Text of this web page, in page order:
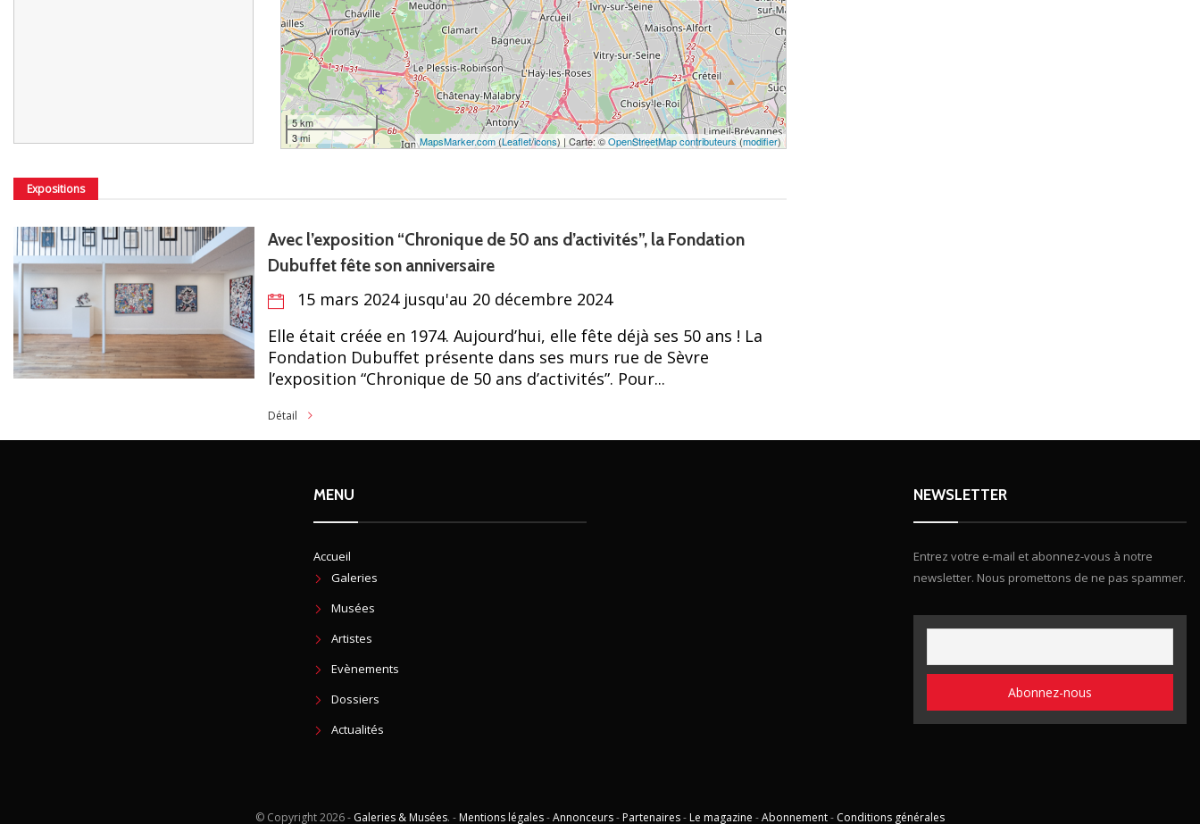
5 km
3 mi
MapsMarker.com(Leaflet/icons) | Carte: ©OpenStreetMap contributeurs(modifier)
Expositions
Avec l’exposition “Chronique de 50 ans d’activités”, la Fondation
Dubuffet fête son anniversaire
15 mars 2024 jusqu'au 20 décembre 2024
Elle était créée en 1974. Aujourd’hui, elle fête déjà ses 50 ans ! La
Fondation Dubuffet présente dans ses murs rue de Sèvre
l’exposition “Chronique de 50 ans d’activités”. Pour...
Détail
MENU
Accueil
Galeries
Musées
Artistes
Evènements
Dossiers
Actualités
NEWSLETTER
Entrez votre e-mail et abonnez-vous à notre
newsletter. Nous promettons de ne pas spammer.
© Copyright2026 - Galeries & Musées. - Mentions légales-Annonceurs- Partenaires- Le magazine -Abonnement- Conditions générales